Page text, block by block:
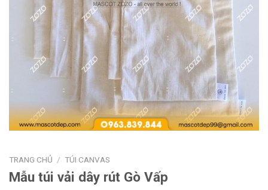
TRANG CHỦ / TÚI CANVAS
Mẫu túi vải dây rút Gò Vấp